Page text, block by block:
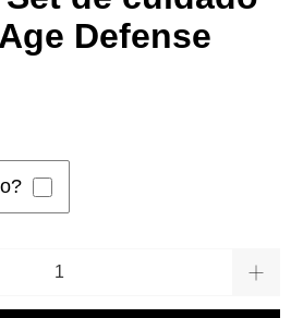
Defense